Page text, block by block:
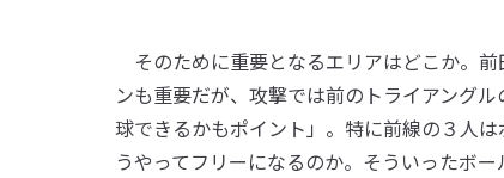
そのために重要となるエリアはどこか。
ンも重要だが、攻撃では前のトライアング
球できるかもポイント」。特に前線の３人
うやってフリーになるのか。そういったボ